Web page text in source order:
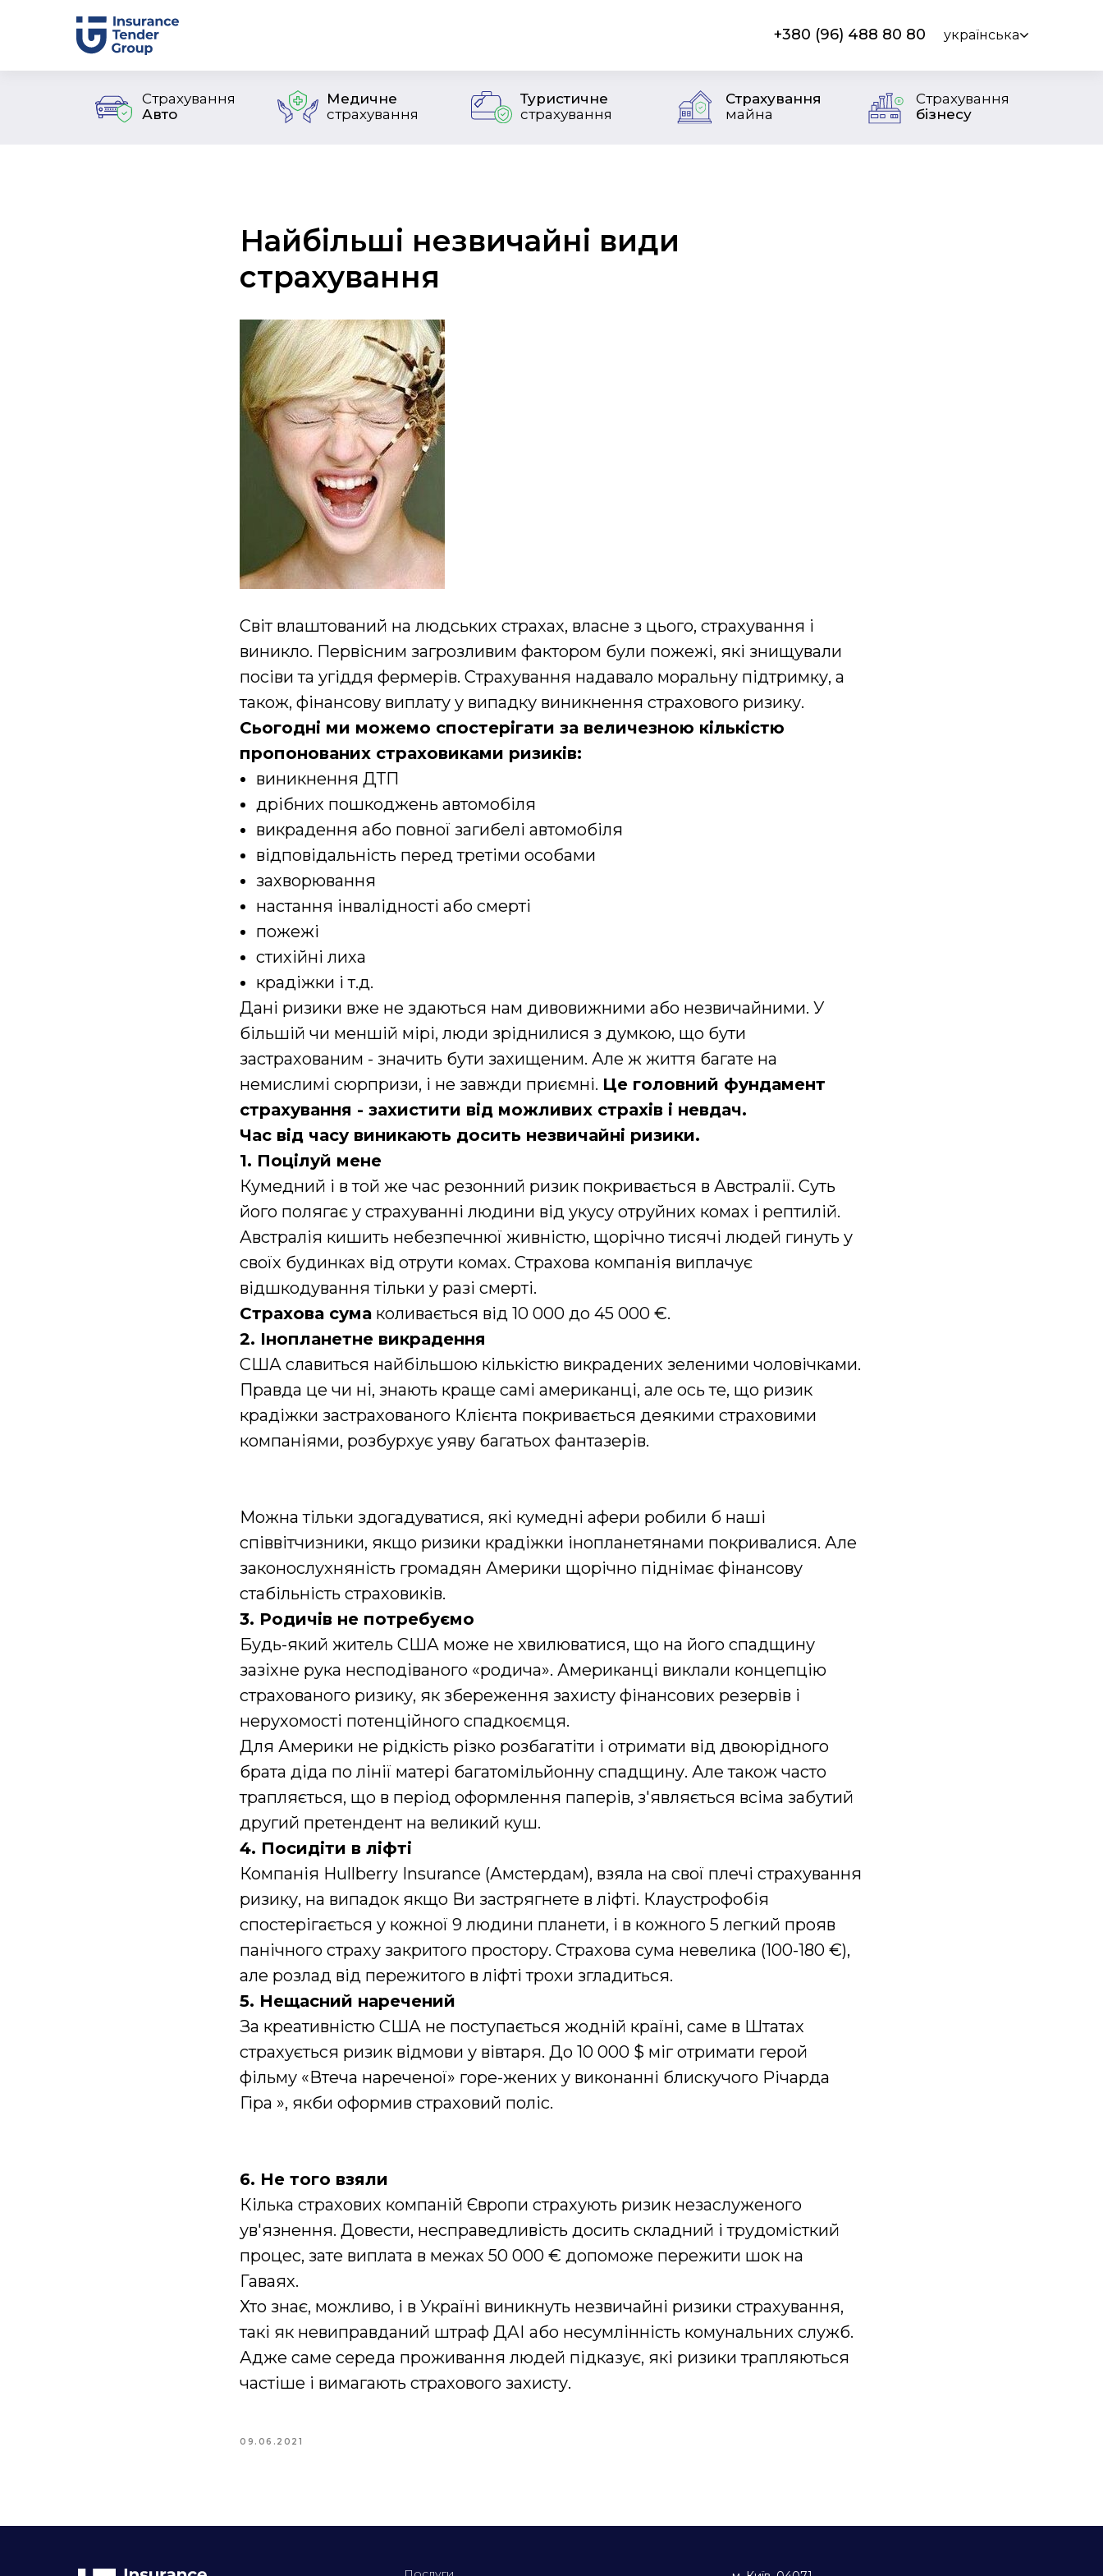
+380 (96) 488 80 80 українська
Страхування
Авто
Туристичне
страхування
Страхування
бізнесу
Медичне
страхування
Страхування
майна
Найбільші незвичайні види
страхування
Світ влаштований на людських страхах, власне з цього, страхування і
виникло. Первісним загрозливим фактором були пожежі, які знищували
посіви та угіддя фермерів. Страхування надавало моральну підтримку, а
також, фінансову виплату у випадку виникнення страхового ризику.
Сьогодні ми можемо спостерігати за величезною кількістю
пропонованих страховиками ризиків:
виникнення ДТП
дрібних пошкоджень автомобіля
викрадення або повної загибелі автомобіля
відповідальність перед третіми особами
захворювання
настання інвалідності або смерті
пожежі
стихійні лиха
крадіжки і т.д.
Дані ризики вже не здаються нам дивовижними або незвичайними. У
більшій чи меншій мірі, люди зріднилися з думкою, що бути
застрахованим - значить бути захищеним. Але ж життя багате на
немислимі сюрпризи, і не завжди приємні. Це головний фундамент
страхування - захистити від можливих страхів і невдач.
Час від часу виникають досить незвичайні ризики.
1. Поцілуй мене
Кумедний і в той же час резонний ризик покривається в Австралії. Суть
його полягає у страхуванні людини від укусу отруйних комах і рептилій.
Австралія кишить небезпечнюї живністю, щорічно тисячі людей гинуть у
своїх будинках від отрути комах. Страхова компанія виплачує
відшкодування тільки у разі смерті.
Страхова сума коливається від 10 000 до 45 000 €.
2. Інопланетне викрадення
США славиться найбільшою кількістю викрадених зеленими чоловічками.
Правда це чи ні, знають краще самі американці, але ось те, що ризик
крадіжки застрахованого Клієнта покривається деякими страховими
компаніями, розбурхує уяву багатьох фантазерів.
Можна тільки здогадуватися, які кумедні афери робили б наші
співвітчизники, якщо ризики крадіжки інопланетянами покривалися. Але
законослухняність громадян Америки щорічно піднімає фінансову
стабільність страховиків.
3. Родичів не потребуємо
Будь-який житель США може не хвилюватися, що на його спадщину
зазіхне рука несподіваного «родича». Американці виклали концепцію
страхованого ризику, як збереження захисту фінансових резервів і
нерухомості потенційного спадкоємця.
Для Америки не рідкість різко розбагатіти і отримати від двоюрідного
брата діда по лінії матері багатомільйонну спадщину. Але також часто
трапляється, що в період оформлення паперів, з'являється всіма забутий
другий претендент на великий куш.
4. Посидіти в ліфті
Компанія Hullberry Insurance (Амстердам), взяла на свої плечі страхування
ризику, на випадок якщо Ви застрягнете в ліфті. Клаустрофобія
спостерігається у кожної 9 людини планети, і в кожного 5 легкий прояв
панічного страху закритого простору. Страхова сума невелика (100-180 €),
але розлад від пережитого в ліфті трохи згладиться.
5. Нещасний наречений
За креативністю США не поступається жодній країні, саме в Штатах
страхується ризик відмови у вівтаря. До 10 000 $ міг отримати герой
фільму «Втеча нареченої» горе-жених у виконанні блискучого Річарда
Гіра », якби оформив страховий поліс.
6. Не того взяли
Кілька страхових компаній Європи страхують ризик незаслуженого
ув'язнення. Довести, несправедливість досить складний і трудомісткий
процес, зате виплата в межах 50 000 € допоможе пережити шок на
Гаваях.
Хто знає, можливо, і в Україні виникнуть незвичайні ризики страхування,
такі як невиправданий штраф ДАІ або несумлінність комунальних служб.
Адже саме середа проживання людей підказує, які ризики трапляються
частіше і вимагають страхового захисту.
09.06.2021